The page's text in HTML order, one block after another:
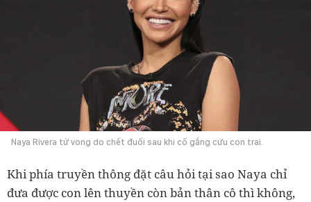
Naya Rivera tử vong do chết đuối sau khi cố gắng cứu con trai.
Khi phía truyền thông đặt câu hỏi tại sao Naya chỉ
đưa được con lên thuyền còn bản thân cô thì không,